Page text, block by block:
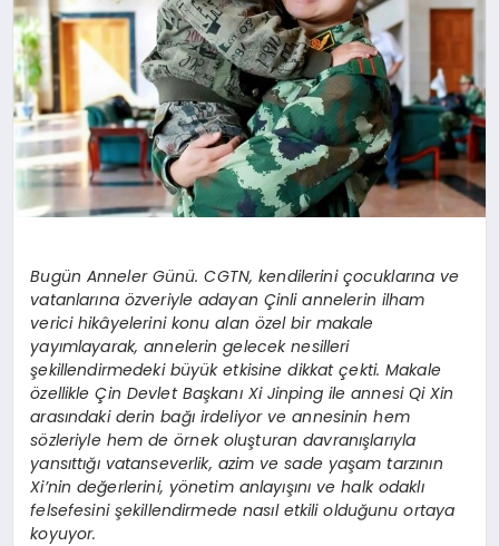
Bugün Anneler Günü. CGTN, kendilerini çocuklarına ve
vatanlarına özveriyle adayan Çinli annelerin ilham
verici hikâyelerini konu alan özel bir makale
yayımlayarak, annelerin gelecek nesilleri
şekillendirmedeki büyük etkisine dikkat çekti. Makale
özellikle Çin Devlet Başkanı Xi Jinping ile annesi Qi Xin
arasındaki derin bağı irdeliyor ve annesinin hem
sözleriyle hem de örnek oluşturan davranışlarıyla
yansıttığı vatanseverlik, azim ve sade yaşam tarzının
Xi’nin değerlerini, yönetim anlayışını ve halk odaklı
felsefesini şekillendirmede nasıl etkili olduğunu ortaya
koyuyor.